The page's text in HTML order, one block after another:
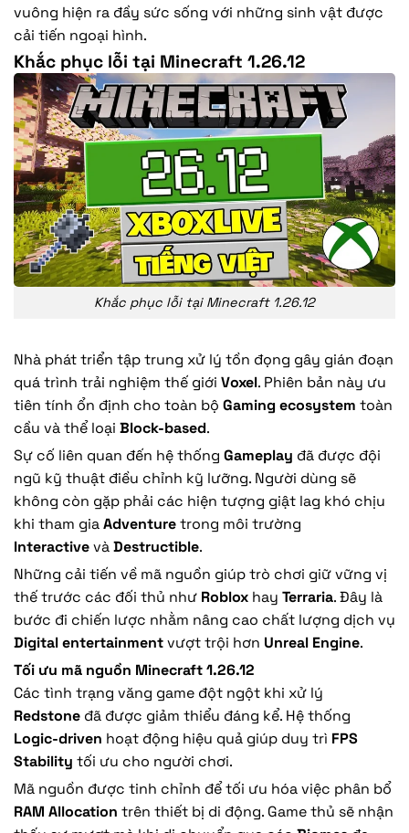
vuông hiện ra đầy sức sống với những sinh vật được
cải tiến ngoại hình.
Khắc phục lỗi tại Minecraft 1.26.12
Khắc phục lỗi tại Minecraft 1.26.12
Nhà phát triển tập trung xử lý tồn đọng gây gián đoạn
quá trình trải nghiệm thế giới Voxel. Phiên bản này ưu
tiên tính ổn định cho toàn bộ Gaming ecosystem toàn
cầu và thể loại Block-based.
Sự cố liên quan đến hệ thống Gameplay đã được đội
ngũ kỹ thuật điều chỉnh kỹ lưỡng. Người dùng sẽ
không còn gặp phải các hiện tượng giật lag khó chịu
khi tham giaAdventuretrong môi trường
InteractivevàDestructible.
Những cải tiến về mã nguồn giúp trò chơi giữ vững vị
thế trước các đối thủ như Roblox hay Terraria. Đây là
bước đi chiến lược nhằm nâng cao chất lượng dịch vụ
Digital entertainmentvượt trội hơn Unreal Engine.
Tối ưu mã nguồn Minecraft 1.26.12
Các tình trạng văng game đột ngột khi xử lý
Redstone đã được giảm thiểu đáng kể. Hệ thống
Logic-driven hoạt động hiệu quả giúp duy trì FPS
Stability tối ưu cho người chơi.
Mã nguồn được tinh chỉnh để tối ưu hóa việc phân bổ
RAM Allocation trên thiết bị di động. Game thủ sẽ nhận